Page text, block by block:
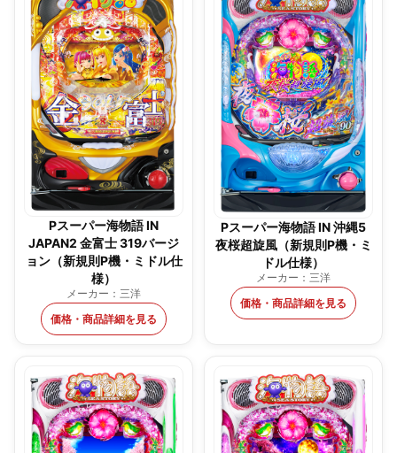
Pスーパー海物語 IN
JAPAN2 金富士 319バージ
ョン（新規則P機・ミドル仕
様）
メーカー：三洋
価格・商品詳細を見る
Pスーパー海物語 IN 沖縄5
夜桜超旋風（新規則P機・ミ
ドル仕様）
メーカー：三洋
価格・商品詳細を見る